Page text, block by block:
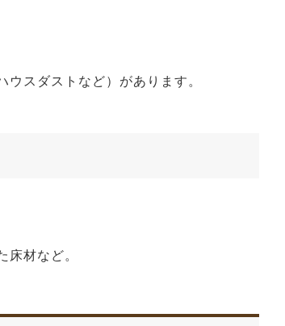
スダストなど）があります。
床材など。